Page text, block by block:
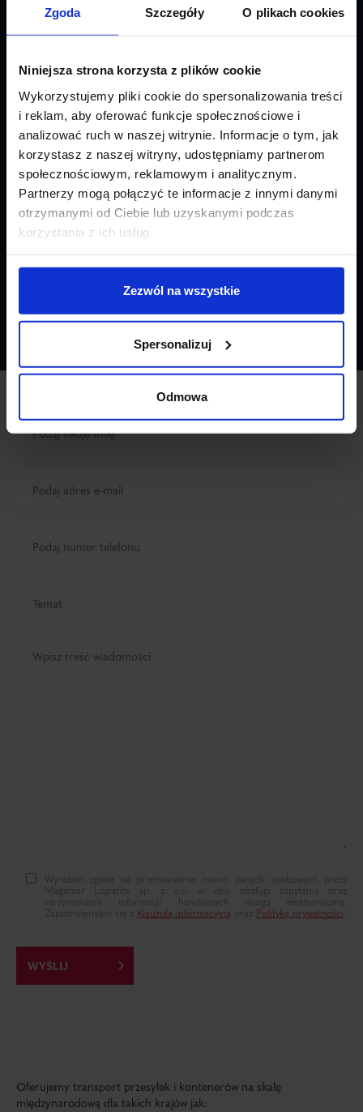
Zgoda Szczegóły O plikach cookies
Niniejsza strona korzysta z plików cookie
Wykorzystujemy pliki cookie do spersonalizowania treści
i reklam, aby oferować funkcje społecznościowe i
analizować ruch w naszej witrynie. Informacje o tym, jak
korzystasz z naszej witryny, udostępniamy partnerom
społecznościowym, reklamowym i analitycznym.
Partnerzy mogą połączyć te informacje z innymi danymi
otrzymanymi od Ciebie lub uzyskanymi podczas
korzystania z ich usług.
Zezwól na wszystkie
Spersonalizuj
Odmowa
Porady i wskazówki
dotyczące pakowania
paczki do Anglii
Pakowanie towarów do wysyłki międzynarodowej może być
zniechęcającym zadaniem. Ważne jest, aby wziąć pod uwagę wytyczne
i przepisy kraju docelowego. Jakofirma transportowarealizująca
wysyłkę paczek za granicępomagamy w doborze odpowiedniego
rodzaju transportu, w kwestiach celnychoraz przekazujemy
wszystkie wytyczne lub ograniczenia dotyczące pakowania
dotrze nienaruszona i bez problemów.
SKONTAKTUJ SIĘ Z NAMI!
Wyrażam zgodę na przetwarzanie moich danych osobowych przez
Magemar Logistics sp. z o.o. w celu obsługi zapytania oraz
otrzymywania informacji handlowych drogą elektroniczną.
Zapoznałem/am się z Klauzulą informacyjną oraz Polityką prywatności.
Oferujemy transport przesyłek i kontenerów na skalę
międzynarodową dla takich krajów jak: